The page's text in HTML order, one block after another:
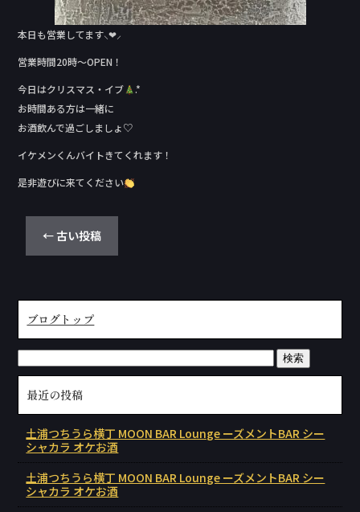
本日も営業してます⸜❤︎⸝‍
営業時間20時〜OPEN！
今日はクリスマス・イブ
.*
お時間ある方は一緒に
お酒飲んで過ごしましょ♡
イケメンくんバイトきてくれます！
是非遊びに来てください
←古い投稿
ブログトップ
最近の投稿
土浦つちうら横丁 MOON BAR Lounge ーズメントBAR シー
シャカラ オケお酒
土浦つちうら横丁 MOON BAR Lounge ーズメントBAR シー
シャカラ オケお酒